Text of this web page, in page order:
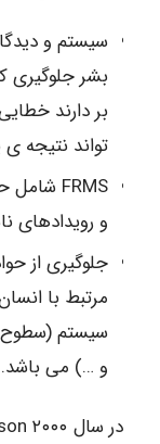
سیستم و
بشر جلوگیری
بر دارند
تواند نتیجه
و رویدادهای
جلوگیری از
مرتبط با
سیستم (سطوح
و …) می باشد.